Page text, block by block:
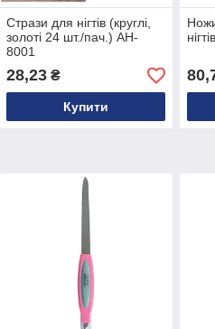
Стрази для нігтів (круглі,
золоті 24 шт./пач.) AH-
8001
28,23₴
Купити